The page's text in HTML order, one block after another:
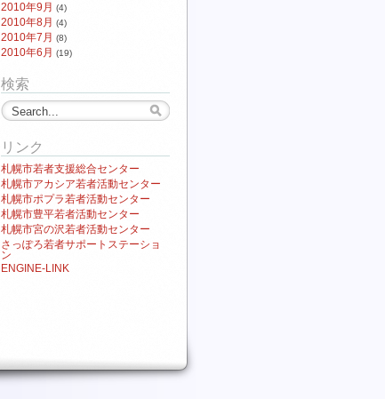
2010年9月 (4)
2010年8月 (4)
2010年7月 (8)
2010年6月 (19)
検索
リンク
札幌市若者支援総合センター
札幌市アカシア若者活動センター
札幌市ポプラ若者活動センター
札幌市豊平若者活動センター
札幌市宮の沢若者活動センター
さっぽろ若者サポートステーショ
ン
ENGINE-LINK